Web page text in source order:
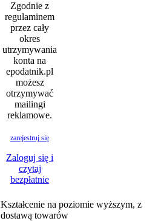
Zgodnie z
regulaminem
przez cały
okres
utrzymywania
konta na
epodatnik.pl
możesz
otrzymywać
mailingi
reklamowe.
zarejestruj się
Zaloguj się i
czytaj
bezpłatnie
Kształcenie na poziomie wyższym, z
dostawą towarów